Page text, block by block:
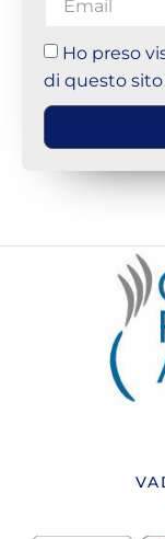
Ho preso
di questo sito